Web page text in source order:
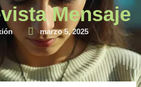
Mensaje
marzo 5, 2025